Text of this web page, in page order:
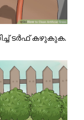
ടർഫ് കഴുകുക.